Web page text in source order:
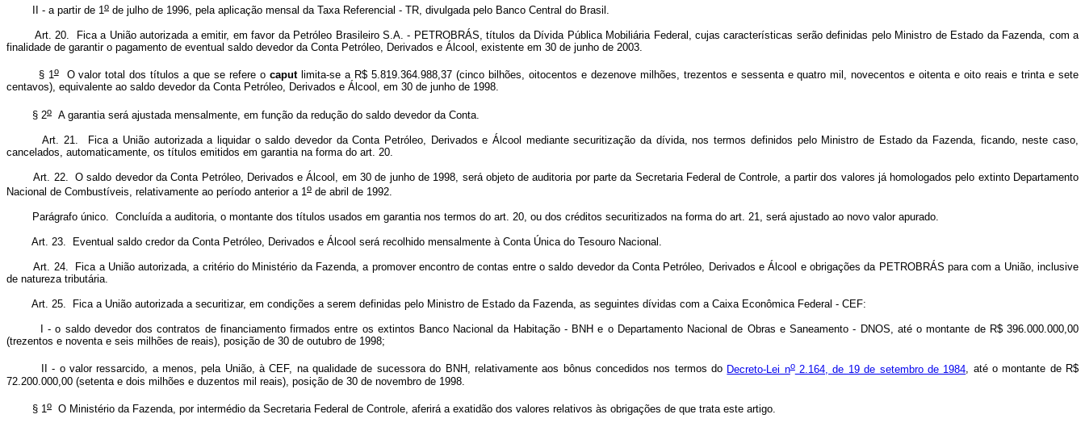
II - a partir de 1 o de julho de 1996, pela aplicação mensal da Taxa Referencial - TR, divulgada pelo Banco Central do Brasil.
Art. 20. Fica a União autorizada a emitir, em favor da Petróleo Brasileiro S.A. - PETROBRÁS, títulos da Dívida Pública Mobiliária Federal, cujas características serão definidas pelo Ministro de Estado da Fazenda, com a
finalidade de garantir o pagamento de eventual saldo devedor da Conta Petróleo, Derivados e Álcool, existente em 30 de junho de 2003.
§ 1oO valor total dos títulos a que se refere ocaputlimita-se a R$ 5.819.364.988,37 (cinco bilhões, oitocentos e dezenove milhões, trezentos e sessenta e quatro mil, novecentos e oitenta e oito reais e trinta e sete
centavos), equivalente ao saldo devedor da Conta Petróleo, Derivados e Álcool, em 30 de junho de 1998.
§ 2o A garantia será ajustada mensalmente, em função da redução do saldo devedor da Conta.
Art. 21. Fica a União autorizada a liquidar o saldo devedor da Conta Petróleo, Derivados e Álcool mediante securitização da dívida, nos termos definidos pelo Ministro de Estado da Fazenda, ficando, neste caso,
cancelados, automaticamente, os títulos emitidos em garantia na forma do art. 20.
Art. 22. O saldo devedor da Conta Petróleo, Derivados e Álcool, em 30 de junho de 1998, será objeto de auditoria por parte da Secretaria Federal de Controle, a partir dos valores já homologados pelo extinto Departamento
Nacional de Combustíveis, relativamente ao período anterior a 1o de abril de 1992.
Parágrafo único. Concluída a auditoria, o montante dos títulos usados em garantia nos termos do art. 20, ou dos créditos securitizados na forma do art. 21, será ajustado ao novo valor apurado.
Art. 23. Eventual saldo credor da Conta Petróleo, Derivados e Álcool será recolhido mensalmente à Conta Única do Tesouro Nacional.
Art. 24. Fica a União autorizada, a critério do Ministério da Fazenda, a promover encontro de contas entre o saldo devedor da Conta Petróleo, Derivados e Álcool e obrigações da PETROBRÁS para com a União, inclusive
de natureza tributária.
Art. 25. Fica a União autorizada a securitizar, em condições a serem definidas pelo Ministro de Estado da Fazenda, as seguintes dívidas com a Caixa Econômica Federal - CEF:
I - o saldo devedor dos contratos de financiamento firmados entre os extintos Banco Nacional da Habitação - BNH e o Departamento Nacional de Obras e Saneamento - DNOS, até o montante de R$ 396.000.000,00
(trezentos e noventa e seis milhões de reais), posição de 30 de outubro de 1998;
II - o valor ressarcido, a menos, pela União, à CEF, na qualidade de sucessora do BNH, relativamente aos bônus concedidos nos termos do Decreto-Lei no2.164, de 19 de setembro de 1984, até o montante de R$
72.200.000,00 (setenta e dois milhões e duzentos mil reais), posição de 30 de novembro de 1998.
§ 1o O Ministério da Fazenda, por intermédio da Secretaria Federal de Controle, aferirá a exatidão dos valores relativos às obrigações de que trata este artigo.